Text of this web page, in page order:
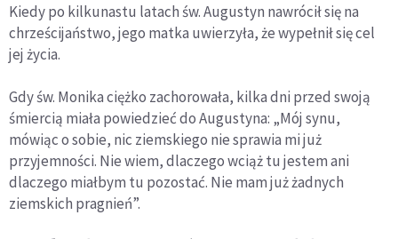
Kiedy po kilkunastu latach św. Augustyn nawrócił się na
chrześcijaństwo, jego matka uwierzyła, że wypełnił się cel
jej życia.
Gdy św. Monika ciężko zachorowała, kilka dni przed swoją
śmiercią miała powiedzieć do Augustyna: „Mój synu,
mówiąc o sobie, nic ziemskiego nie sprawia mi już
przyjemności. Nie wiem, dlaczego wciąż tu jestem ani
dlaczego miałbym tu pozostać. Nie mam już żadnych
ziemskich pragnień”.